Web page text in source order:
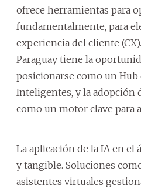
ofrece herramientas para
fundamentalmente, para
experiencia del cliente
Paraguay tiene la
posicionarse como un Hub
Inteligentes, y la adopción
como un motor clave para
La aplicación de la IA en el
y tangible. Soluciones
asistentes virtuales